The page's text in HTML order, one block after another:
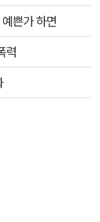
쁜가 하면
력